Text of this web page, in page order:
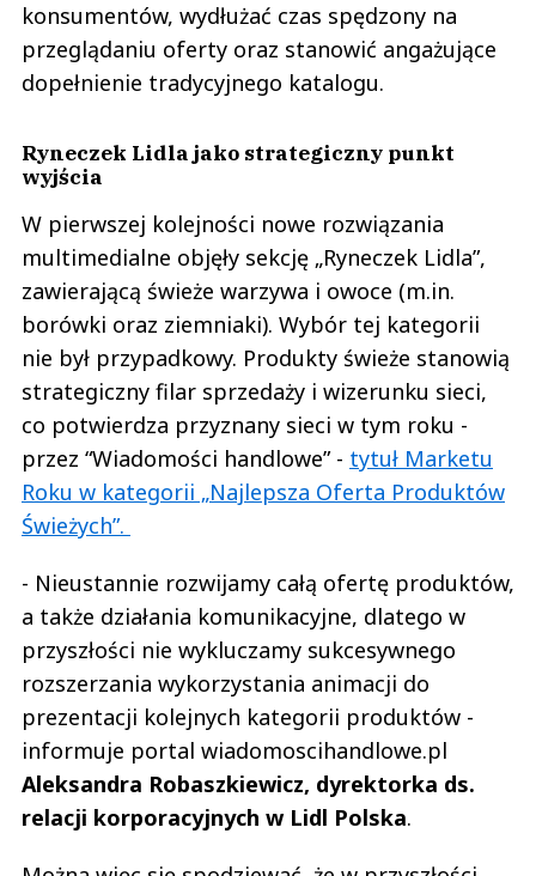
konsumentów, wydłużać czas spędzony na
przeglądaniu oferty oraz stanowić angażujące
dopełnienie tradycyjnego katalogu.
Ryneczek Lidla jako strategiczny punkt
wyjścia
W pierwszej kolejności nowe rozwiązania
multimedialne objęły sekcję „Ryneczek Lidla”,
zawierającą świeże warzywa i owoce (m.in.
borówki oraz ziemniaki). Wybór tej kategorii
nie był przypadkowy. Produkty świeże stanowią
strategiczny filar sprzedaży i wizerunku sieci,
co potwierdza przyznany sieci w tym roku -
przez “Wiadomości handlowe” - tytuł Marketu
Roku w kategorii „Najlepsza Oferta Produktów
Świeżych”.
- Nieustannie rozwijamy całą ofertę produktów,
a także działania komunikacyjne, dlatego w
przyszłości nie wykluczamy sukcesywnego
rozszerzania wykorzystania animacji do
prezentacji kolejnych kategorii produktów -
informuje portal wiadomoscihandlowe.pl
Aleksandra Robaszkiewicz, dyrektorka ds.
relacji korporacyjnych w Lidl Polska.